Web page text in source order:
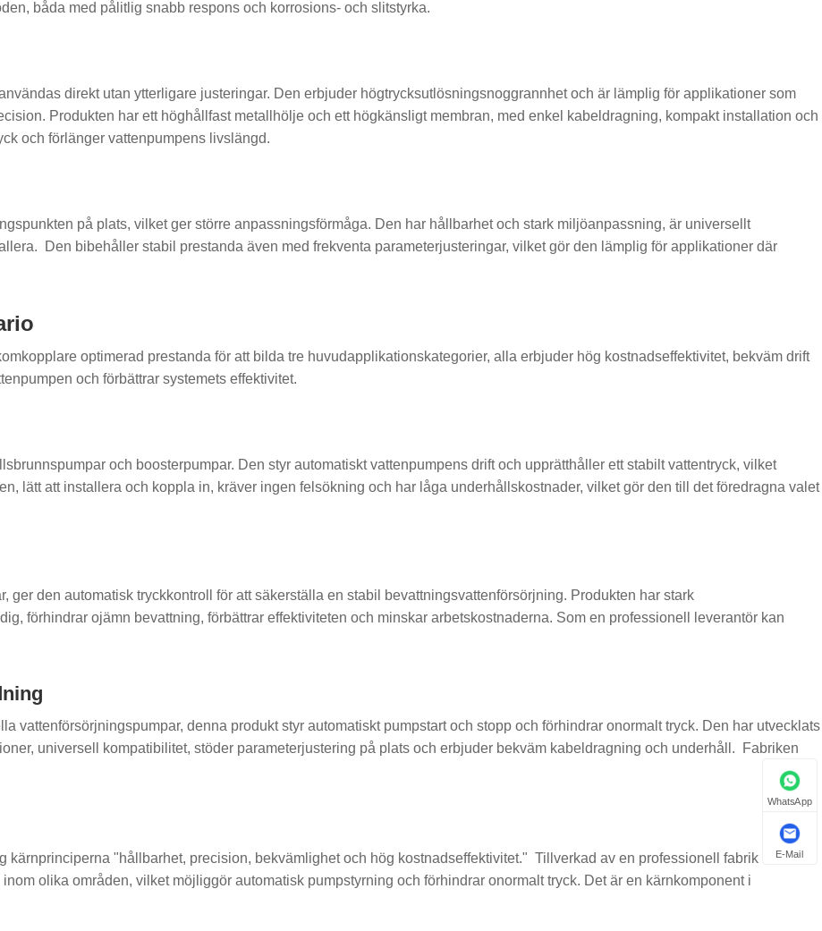
båda med pålitlig snabb respons och korrosions- och slitstyrka.
direkt utan ytterligare justeringar. Den erbjuder högtrycksutlösningsnoggrannhet och är lämplig för applikationer som
Produkten har ett höghållfast metallhölje och ett högkänsligt membran, med enkel kabeldragning, kompakt installation och
och förlänger vattenpumpens livslängd.
på plats, vilket ger större anpassningsförmåga. Den har hållbarhet och stark miljöanpassning, är universellt
Den bibehåller stabil prestanda även med frekventa parameterjusteringar, vilket gör den lämplig för applikationer där
optimerad prestanda för att bilda tre huvudapplikationskategorier, alla erbjuder hög kostnadseffektivitet, bekväm drift
och förbättrar systemets effektivitet.
och boosterpumpar. Den styr automatiskt vattenpumpens drift och upprätthåller ett stabilt vattentryck, vilket
lätt att installera och koppla in, kräver ingen felsökning och har låga underhållskostnader, vilket gör den till det föredragna valet
ger den automatisk tryckkontroll för att säkerställa en stabil bevattningsvattenförsörjning. Produkten har stark
förhindrar ojämn bevattning, förbättrar effektiviteten och minskar arbetskostnaderna. Som en professionell leverantör kan
vattenförsörjningspumpar, denna produkt styr automatiskt pumpstart och stopp och förhindrar onormalt tryck. Den har utvecklats
universell kompatibilitet, stöder parameterjustering på plats och erbjuder bekväm kabeldragning och underhåll. Fabriken
kärnprinciperna "hållbarhet, precision, bekvämlighet och hög kostnadseffektivitet." Tillverkad av en professionell fabrik i Kina,
olika områden, vilket möjliggör automatisk pumpstyrning och förhindrar onormalt tryck. Det är en kärnkomponent i
WhatsApp
E-Mail